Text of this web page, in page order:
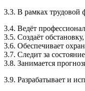
3.3. В рамках трудовой
3.4. Ведёт
3.5. Создаёт
3.6. Обеспечивает
3.7. Следит за
3.8. Занимается
3.9. Разрабатывает и